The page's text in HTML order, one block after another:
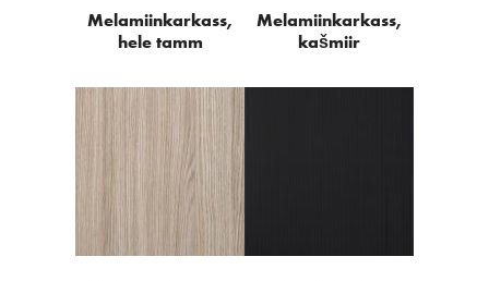
Melamiinkarkass,
hele tamm
Melamiinkarkass,
kašmiir